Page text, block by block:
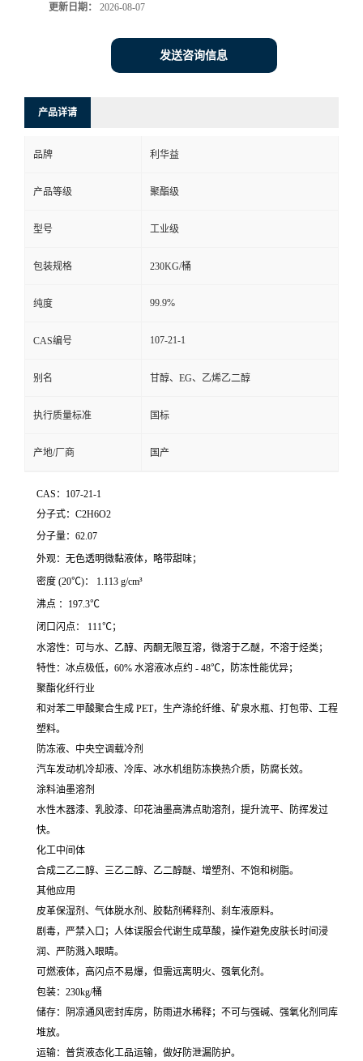
更新日期： 2026-08-07
发送咨询信息
产品详请
品牌 利华益
产品等级 聚酯级
型号 工业级
包装规格 230KG/桶
纯度 99.9%
CAS编号 107-21-1
别名 甘醇、EG、乙烯乙二醇
执行质量标准 国标
产地/厂商 国产
CAS：107-21-1
分子式： C2H6O2
分子量：62.07
外观：无色透明微黏液体，略带甜味；
密度 (20℃)： 1.113 g/cm³
沸点 ：197.3℃
闭口闪点： 111℃；
水溶性：可与水、乙醇、丙酮无限互溶，微溶于乙醚，不溶于烃类；
特性：冰点极低，60% 水溶液冰点约 - 48℃，防冻性能优异；
聚酯化纤行业
和对苯二甲酸聚合生成 PET，生产涤纶纤维、矿泉水瓶、打包带、工程
塑料。
防冻液、中央空调载冷剂
汽车发动机冷却液、冷库、冰水机组防冻换热介质，防腐长效。
涂料油墨溶剂
水性木器漆、乳胶漆、印花油墨高沸点助溶剂，提升流平、防挥发过
快。
化工中间体
合成二乙二醇、三乙二醇、乙二醇醚、增塑剂、不饱和树脂。
其他应用
皮革保湿剂、气体脱水剂、胶黏剂稀释剂、刹车液原料。
剧毒，严禁入口；人体误服会代谢生成草酸，操作避免皮肤长时间浸
润、严防溅入眼睛。
可燃液体，高闪点不易爆，但需远离明火、强氧化剂。
包装：230kg/桶
储存：阴凉通风密封库房，防雨进水稀释；不可与强碱、强氧化剂同库
堆放。
运输：普货液态化工品运输，做好防泄漏防护。